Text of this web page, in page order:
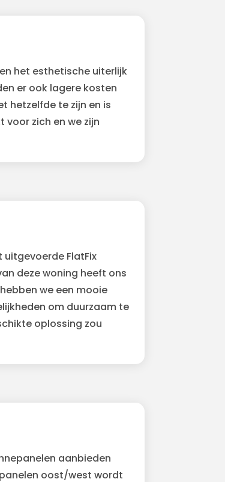
het esthetische uiterlijk
er ook lagere kosten
hetzelfde te zijn en is
zich en we zijn
FlatFix
deze woning heeft ons
we een mooie
om duurzaam te
oplossing zou
aanbieden
oost/west wordt